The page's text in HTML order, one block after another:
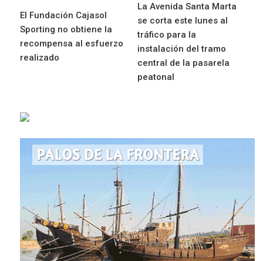
La Avenida Santa Marta
se corta este lunes al
tráfico para la
instalación del tramo
central de la pasarela
peatonal
El Fundación Cajasol
Sporting no obtiene la
recompensa al esfuerzo
realizado